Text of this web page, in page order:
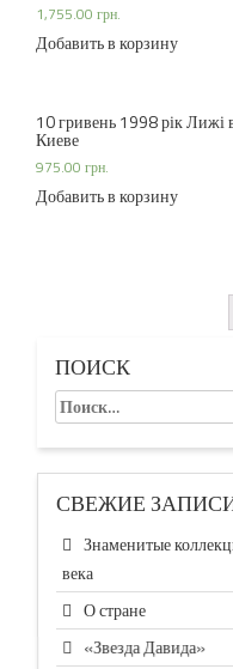
1,755.00 грн.
Добавить в корзину
10 гривень 1998 рік Лижі
Киеве
975.00 грн.
Добавить в корзину
ПОИСК
Найти:
СВЕЖИЕ
Знаменитые
века
О стране
«Звезда Давида»